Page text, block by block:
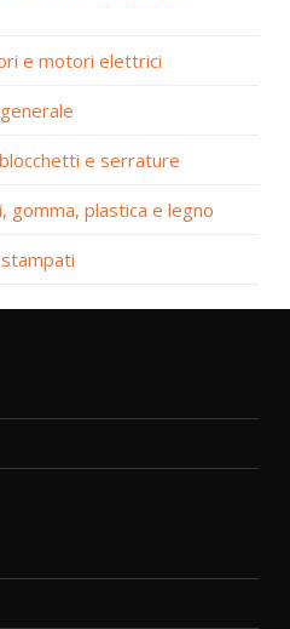
e motori elettrici
e serrature
gomma, plastica e legno